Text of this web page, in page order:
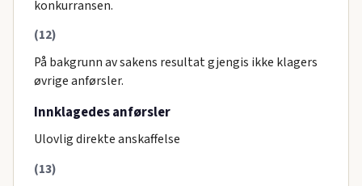
konkurransen.
(12)
På bakgrunn av sakens resultat gjengis ikke klagers
øvrige anførsler.
Innklagedes anførsler
Ulovlig direkte anskaffelse
(13)